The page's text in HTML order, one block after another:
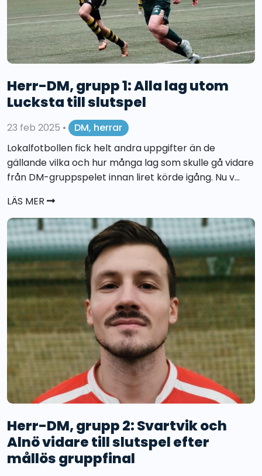
Herr-DM, grupp 1: Alla lag utom
Lucksta till slutspel
23 feb 2025 •
DM, herrar
Lokalfotbollen fick helt andra uppgifter än de
gällande vilka och hur många lag som skulle gå vidare
från DM-gruppspelet innan liret körde igång. Nu v...
LÄS MER
Herr-DM, grupp 2: Svartvik och
Alnö vidare till slutspel efter
mållös gruppfinal